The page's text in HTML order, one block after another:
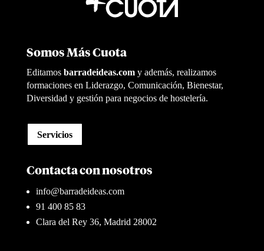
Somos Más Cuota
Editamosbarradeideas.com y además, realizamos
formaciones en Liderazgo, Comunicación, Bienestar,
Diversidad y gestión para negocios de hostelería.
Servicios
Contacta con nosotros
info@barradeideas.com
91 400 85 83
Clara del Rey 36, Madrid 28002